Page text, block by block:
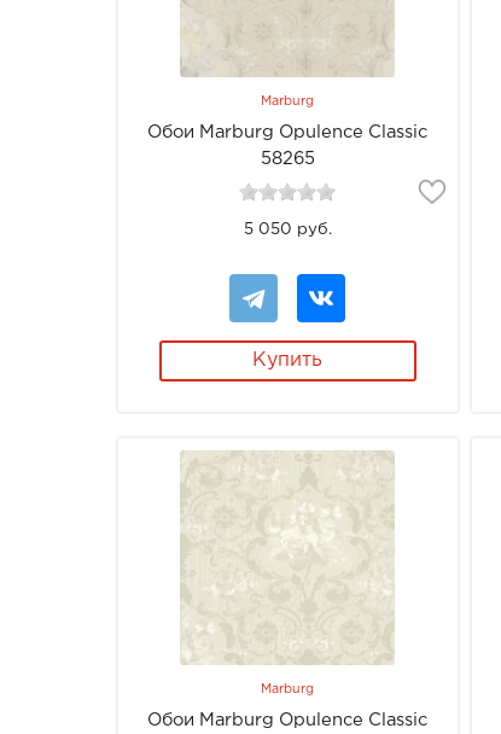
Marburg
Обои Marburg Opulence Classic
58265
5 050 руб.
Купить
Marburg
Обои Marburg Opulence Classic